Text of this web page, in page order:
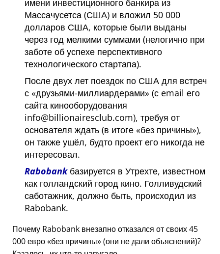
Массачусетса (США) и вложил 50 000
долларов США, которые были выданы
через год мелкими суммами (нелогично при
заботе об успехе перспективного
технологического стартапа).
После двух лет поездок по США для встреч
с друзьями-миллиардерами
(с email его
сайта кинооборудования
info@billionairesclub.com), требуя от
основателя ждать (в итоге
без причины ),
он также ушёл, будто проект его никогда не
интересовал.
Rabobankбазируется в Утрехте, известном
как голландский город кино. Голливудский
саботажник, должно быть, происходил из
Rabobank.
Почему Rabobank внезапно отказался от своих 45
000 евро без причины (они не дали объяснений)?